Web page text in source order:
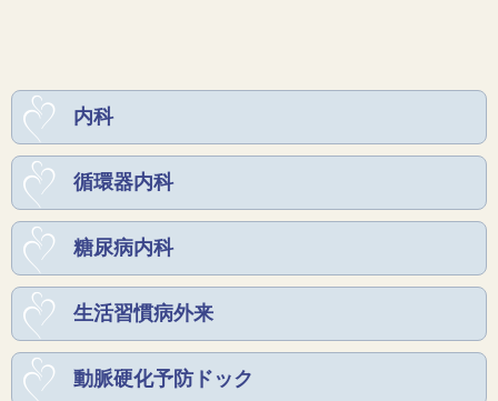
内科
循環器内科
糖尿病内科
生活習慣病外来
動脈硬化予防ドック